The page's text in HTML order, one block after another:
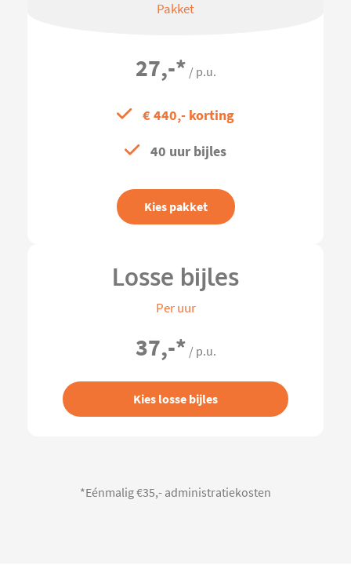
Pakket
27,-* / p.u.
€ 440,- korting
40 uur bijles
Kies pakket
Losse bijles
Per uur
37,-* / p.u.
Kies losse bijles
*Eénmalig €35,- administratiekosten